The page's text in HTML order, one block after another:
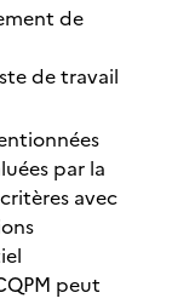
de
de travail
par la
avec
peut